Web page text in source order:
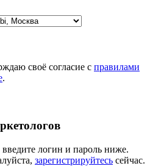
своё согласие с правилами
.
введите логин и пароль ниже.
зарегистрируйтесь сейчас.